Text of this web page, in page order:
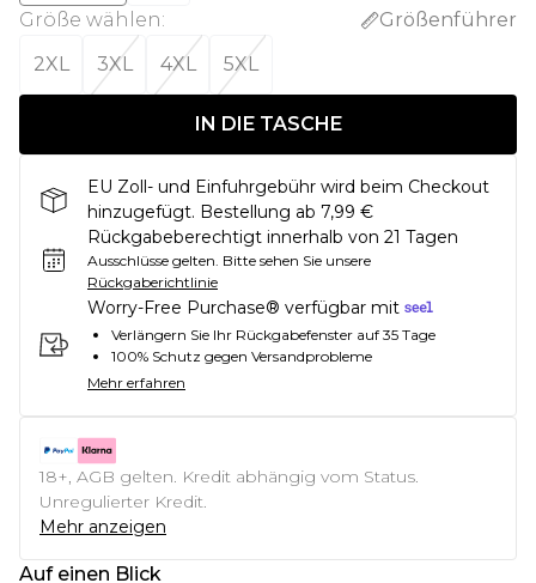
Größe wählen:
Größenführer
2XL
3XL 4XL 5XL
IN DIE TASCHE
EU Zoll- und Einfuhrgebühr wird beim Checkout
hinzugefügt. Bestellung ab 7,99 €
Rückgabeberechtigt innerhalb von 21 Tagen
Ausschlüsse gelten. Bitte sehen Sie unsere
Rückgaberichtlinie
Worry-Free Purchase® verfügbar mit
Verlängern Sie Ihr Rückgabefenster auf 35 Tage
100% Schutz gegen Versandprobleme
Mehr erfahren
18+, AGB gelten. Kredit abhängig vom Status.
Unregulierter Kredit.
Mehr anzeigen
Auf einen Blick